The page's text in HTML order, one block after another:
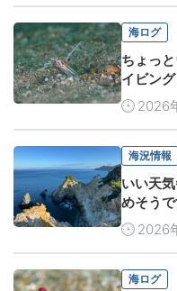
海ログ
ちょっ
イビン
2026
海況情報
いい天
めそう
2026
海ログ